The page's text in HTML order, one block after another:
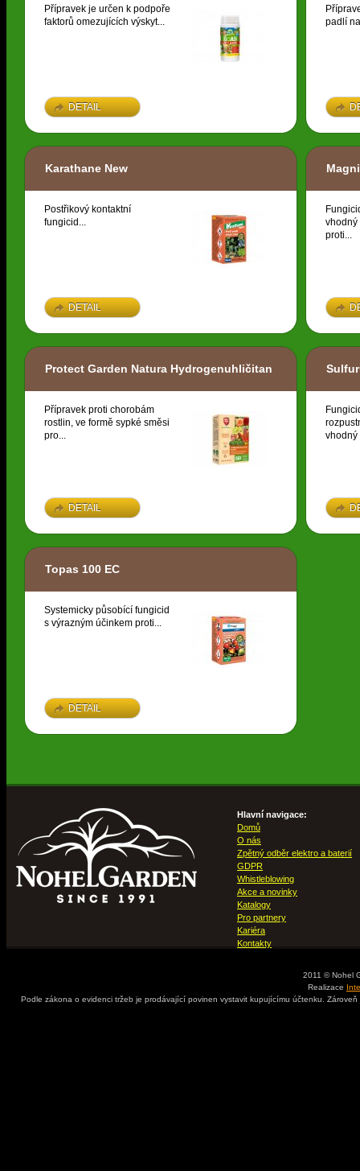
Přípravek je určen k podpoře
faktorů omezujících výskyt...
DETAIL
padlí
Karathane New
Postřikový kontaktní
fungicid...
DETAIL
vhodný
proti...
Protect Garden Natura Hydrogenuhličitan
Přípravek proti chorobám
rostlin, ve formě sypké směsi
pro...
DETAIL
vhodný
Topas 100 EC
Systemicky působící fungicid
s výrazným účinkem proti...
DETAIL
Hlavní navigace:
Domů
O nás
Zpětný odběr elektro a baterií
GDPR
Whistleblowing
Akce a novinky
Katalogy
Pro partnery
Kariéra
Kontakty
2011 © Nohel
Realizace
Podle zákona o evidenci tržeb je prodávající povinen vystavit kupujícímu účtenku.